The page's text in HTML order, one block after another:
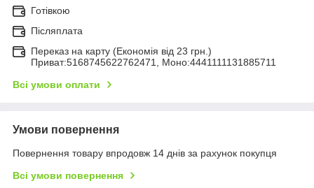
Готівкою
Післяплата
Переказ на карту (Економія від 23 грн.)
Приват:5168745622762471, Моно:4441111131885711
Всі умови оплати
Умови повернення
Повернення товару впродовж 14 днів за рахунок покупця
Всі умови повернення